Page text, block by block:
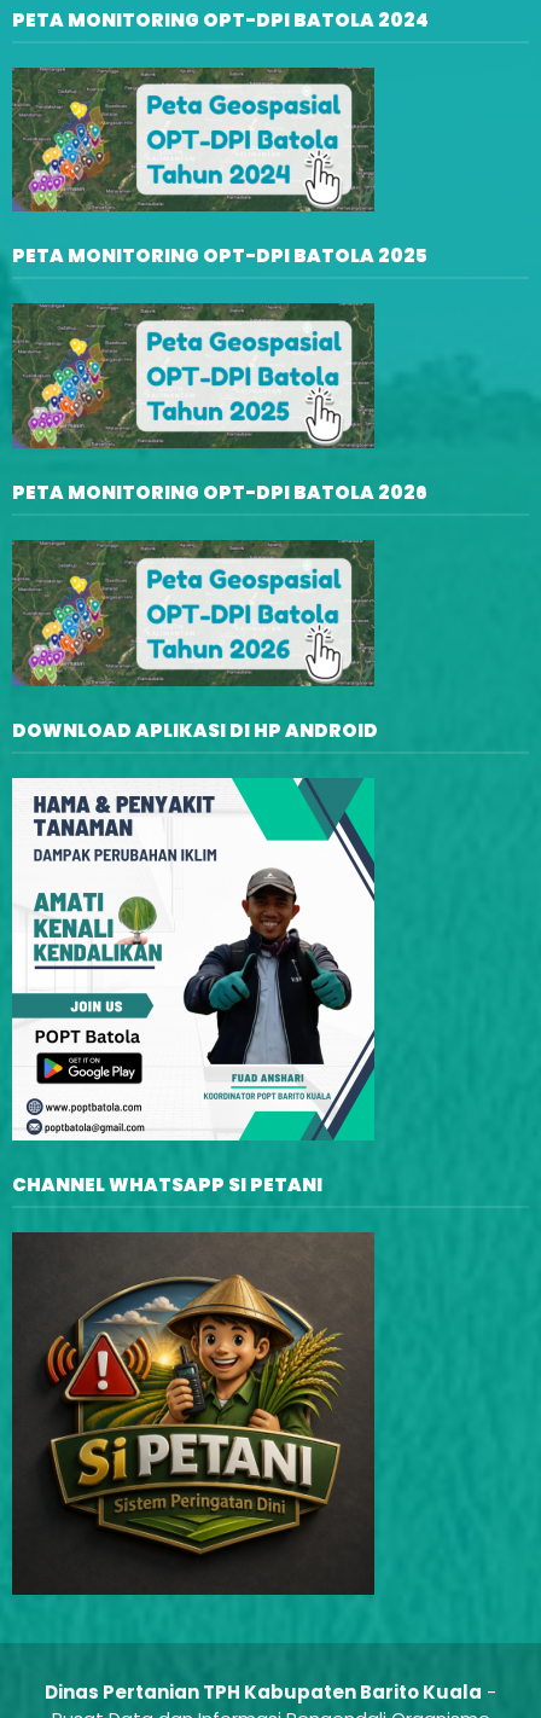
PETA MONITORING OPT-DPI BATOLA 2024
PETA MONITORING OPT-DPI BATOLA 2025
PETA MONITORING OPT-DPI BATOLA 2026
DOWNLOAD APLIKASI DI HP ANDROID
CHANNEL WHATSAPP SI PETANI
Dinas Pertanian TPH Kabupaten Barito Kuala -